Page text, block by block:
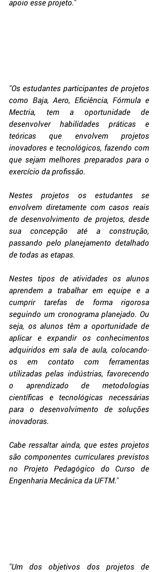
apoio esse projeto."
"Os estudantes participantes de projetos
como Baja, Aero, Eficiência, Fórmula e
Mectria, tem a oportunidade de
desenvolver habilidades práticas e
teóricas que envolvem projetos
inovadores e tecnológicos, fazendo com
que sejam melhores preparados para o
exercício da profissão.
Nestes projetos os estudantes se
envolvem diretamente com casos reais
de desenvolvimento de projetos, desde
sua concepção até a construção,
passando pelo planejamento detalhado
de todas as etapas.
Nestes tipos de atividades os alunos
aprendem a trabalhar em equipe e a
cumprir tarefas de forma rigorosa
seguindo um cronograma planejado. Ou
seja, os alunos têm a oportunidade de
aplicar e expandir os conhecimentos
adquiridos em sala de aula, colocando-
os em contato com ferramentas
utilizadas pelas indústrias, favorecendo
o aprendizado de metodologias
científicas e tecnológicas necessárias
para o desenvolvimento de soluções
inovadoras.
Cabe ressaltar ainda, que estes projetos
são componentes curriculares previstos
no Projeto Pedagógico do Curso de
Engenharia Mecânica da UFTM."
"Um dos objetivos dos projetos de